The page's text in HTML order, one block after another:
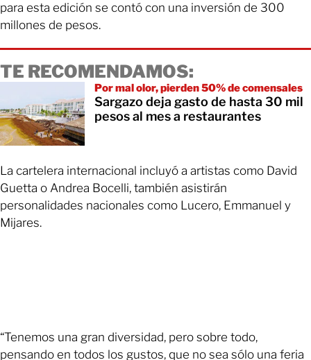
para esta edición se contó con una inversión de 300
millones de pesos.
TE RECOMENDAMOS:
Por mal olor, pierden 50% de comensales
Sargazo deja gasto de hasta 30 mil
pesos al mes a restaurantes
La cartelera internacional incluyó a artistas como David
Guetta o Andrea Bocelli, también asistirán
personalidades nacionales como Lucero, Emmanuel y
Mijares.
“Tenemos una gran diversidad, pero sobre todo,
pensando en todos los gustos, que no sea sólo una feria